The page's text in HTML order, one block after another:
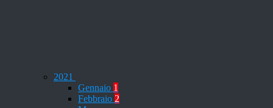
2021
Gennaio 1
Febbraio 2